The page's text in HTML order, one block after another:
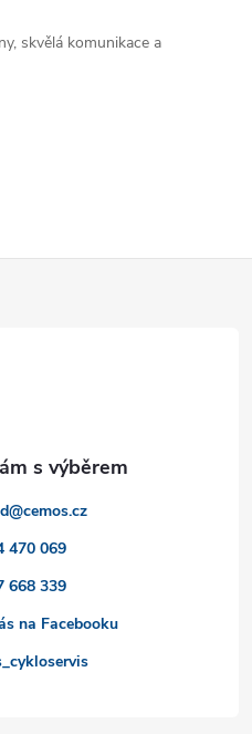
skvělá komunikace a
@cemos.cz
470 069
668 339
na Facebooku